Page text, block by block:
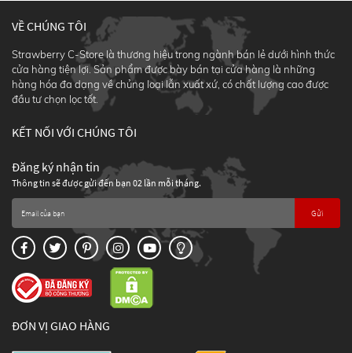
VỀ CHÚNG TÔI
Strawberry C-Store là thương hiệu trong ngành bán lẻ dưới hình thức
cửa hàng tiện lợi. Sản phẩm được bày bán tại cửa hàng là những
hàng hóa đa dạng về chủng loại lẫn xuất xứ, có chất lượng cao được
đầu tư chọn lọc tốt.
KẾT NỐI VỚI CHÚNG TÔI
Đăng ký nhận tin
Thông tin sẽ được gửi đến bạn 02 lần mỗi tháng.
Gửi
ĐƠN VỊ GIAO HÀNG